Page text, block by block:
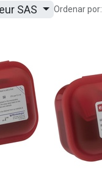
SAS Ordenar por: